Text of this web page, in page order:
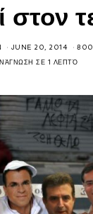
στον
JUNE 20, 2014
ΣΕ 1 ΛΕΠΤΌ